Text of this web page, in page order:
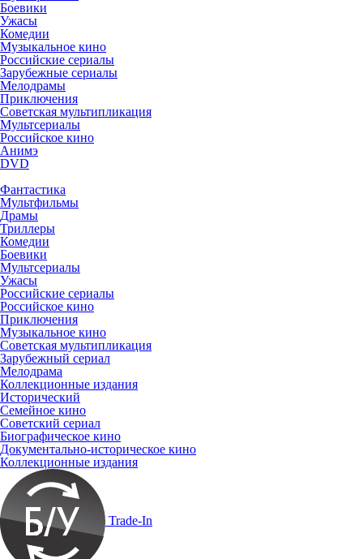
Боевики
Ужасы
Комедии
Музыкальное кино
Российские сериалы
Зарубежные сериалы
Мелодрамы
Приключения
Советская мультипликация
Мультсериалы
Российское кино
Анимэ
DVD
Фантастика
Мультфильмы
Драмы
Триллеры
Комедии
Боевики
Мультсериалы
Ужасы
Российские сериалы
Российское кино
Приключения
Музыкальное кино
Советская мультипликация
Зарубежный сериал
Мелодрама
Коллекционные издания
Исторический
Семейное кино
Советский сериал
Биографическое кино
Документально-историческое кино
Коллекционные издания
Trade-In